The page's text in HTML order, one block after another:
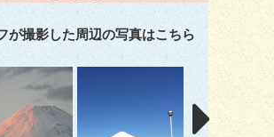
が撮影した周辺の写真はこちら